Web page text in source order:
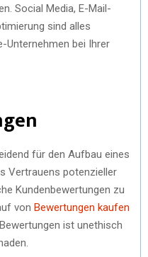
Social Media, E-Mail-
sind alles
Unternehmen bei Ihrer
für den Aufbau eines
Vertrauens potenzieller
Kundenbewertungen zu
von Bewertungen kaufen
ist unethisch